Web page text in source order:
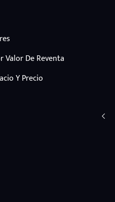
Valor De Reventa
Y Precio